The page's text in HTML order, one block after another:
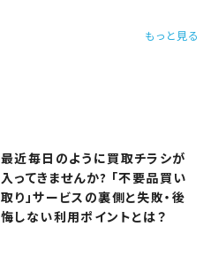
もっと見る
最近毎日のように買取チラシが
入ってきませんか? 「不要品買い
取り」サービスの裏側と失敗・後
悔しない利用ポイントとは？